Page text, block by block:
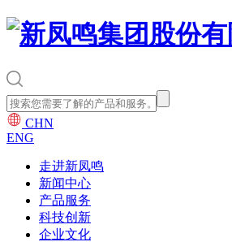
CHN
ENG
走进新凤鸣
新闻中心
产品服务
科技创新
企业文化